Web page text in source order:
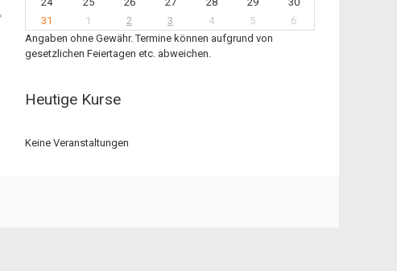
31
1 2 3 4 5
6
Angaben ohne Gewähr. Termine können aufgrund von
gesetzlichen Feiertagen etc. abweichen.
Heutige Kurse
Keine Veranstaltungen